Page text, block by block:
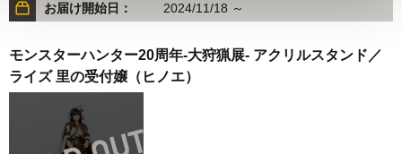
お届け開始日： 2024/11/18 ～
モンスターハンター20周年-大狩猟展- アクリルスタンド／
ライズ 里の受付嬢（ヒノエ）